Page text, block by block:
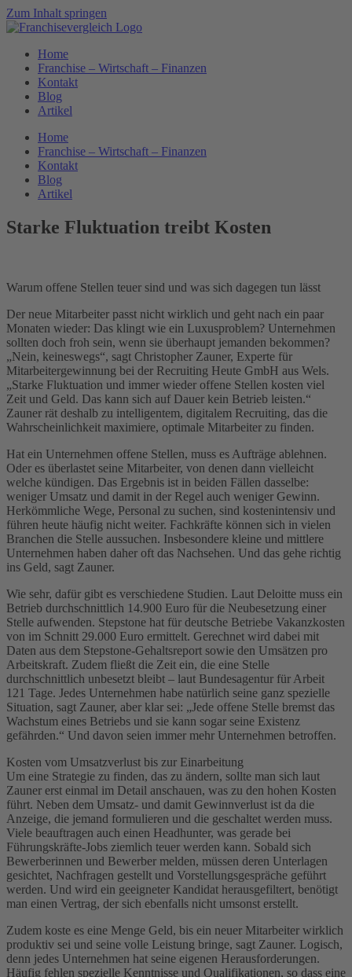
Zum Inhalt springen
Home
Franchise – Wirtschaft – Finanzen
Kontakt
Blog
Artikel
Home
Franchise – Wirtschaft – Finanzen
Kontakt
Blog
Artikel
Starke Fluktuation treibt Kosten
Warum offene Stellen teuer sind und was sich dagegen tun lässt
Der neue Mitarbeiter passt nicht wirklich und geht nach ein paar
Monaten wieder: Das klingt wie ein Luxusproblem? Unternehmen
sollten doch froh sein, wenn sie überhaupt jemanden bekommen?
„Nein, keineswegs“, sagt Christopher Zauner, Experte für
Mitarbeitergewinnung bei der Recruiting Heute GmbH aus Wels.
„Starke Fluktuation und immer wieder offene Stellen kosten viel
Zeit und Geld. Das kann sich auf Dauer kein Betrieb leisten.“
Zauner rät deshalb zu intelligentem, digitalem Recruiting, das die
Wahrscheinlichkeit maximiere, optimale Mitarbeiter zu finden.
Hat ein Unternehmen offene Stellen, muss es Aufträge ablehnen.
Oder es überlastet seine Mitarbeiter, von denen dann vielleicht
welche kündigen. Das Ergebnis ist in beiden Fällen dasselbe:
weniger Umsatz und damit in der Regel auch weniger Gewinn.
Herkömmliche Wege, Personal zu suchen, sind kostenintensiv und
führen heute häufig nicht weiter. Fachkräfte können sich in vielen
Branchen die Stelle aussuchen. Insbesondere kleine und mittlere
Unternehmen haben daher oft das Nachsehen. Und das gehe richtig
ins Geld, sagt Zauner.
Wie sehr, dafür gibt es verschiedene Studien. Laut Deloitte muss ein
Betrieb durchschnittlich 14.900 Euro für die Neubesetzung einer
Stelle aufwenden. Stepstone hat für deutsche Betriebe Vakanzkosten
von im Schnitt 29.000 Euro ermittelt. Gerechnet wird dabei mit
Daten aus dem Stepstone-Gehaltsreport sowie den Umsätzen pro
Arbeitskraft. Zudem fließt die Zeit ein, die eine Stelle
durchschnittlich unbesetzt bleibt – laut Bundesagentur für Arbeit
121 Tage. Jedes Unternehmen habe natürlich seine ganz spezielle
Situation, sagt Zauner, aber klar sei: „Jede offene Stelle bremst das
Wachstum eines Betriebs und sie kann sogar seine Existenz
gefährden.“ Und davon seien immer mehr Unternehmen betroffen.
Kosten vom Umsatzverlust bis zur Einarbeitung
Um eine Strategie zu finden, das zu ändern, sollte man sich laut
Zauner erst einmal im Detail anschauen, was zu den hohen Kosten
führt. Neben dem Umsatz- und damit Gewinnverlust ist da die
Anzeige, die jemand formulieren und die geschaltet werden muss.
Viele beauftragen auch einen Headhunter, was gerade bei
Führungskräfte-Jobs ziemlich teuer werden kann. Sobald sich
Bewerberinnen und Bewerber melden, müssen deren Unterlagen
gesichtet, Nachfragen gestellt und Vorstellungsgespräche geführt
werden. Und wird ein geeigneter Kandidat herausgefiltert, benötigt
man einen Vertrag, der sich ebenfalls nicht umsonst erstellt.
Zudem koste es eine Menge Geld, bis ein neuer Mitarbeiter wirklich
produktiv sei und seine volle Leistung bringe, sagt Zauner. Logisch,
denn jedes Unternehmen hat seine eigenen Herausforderungen.
Häufig fehlen spezielle Kenntnisse und Qualifikationen, so dass eine